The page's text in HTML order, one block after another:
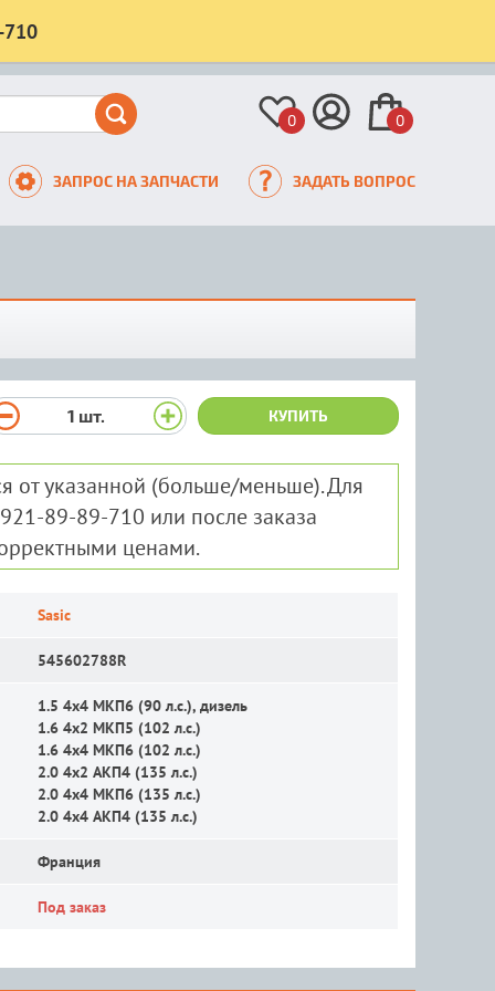
710
0 0
ЗАПРОС НА ЗАПЧАСТИ ЗАДАТЬ ВОПРОС
1 шт. КУПИТЬ
от указанной (больше/меньше). Для
89-89-710 или после заказа
ценами.
Sasic
545602788R
1.5 4x4 MКП6 (90 л.с.), дизель
1.6 4x2 MКП5 (102 л.с.)
1.6 4x4 MКП6 (102 л.с.)
2.0 4x2 АКП4 (135 л.с.)
2.0 4x4 MКП6 (135 л.с.)
2.0 4x4 АКП4 (135 л.с.)
Франция
Под заказ